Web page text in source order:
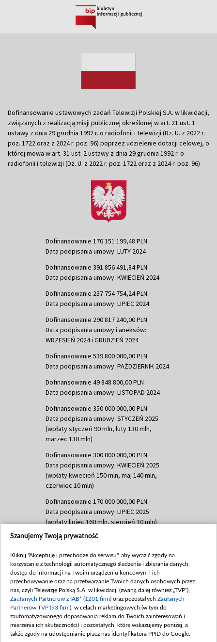
Dofinansowanie ustawowych zadań Telewizji Polskiej S.A. w likwidacji,
związanych z realizacją misji publicznej określonej w art. 21 ust. 1
ustawy z dnia 29 grudnia 1992 r. o radiofonii i telewizji (Dz. U. z 2022 r.
poz. 1722 oraz z 2024 r. poz. 96) poprzez udzielenie dotacji celowej, o
której mowa w art. 31 ust. 2 ustawy z dnia 29 grudnia 1992 r. o
radiofonii i telewizji (Dz. U. z 2022 r. poz. 1722 oraz z 2024 r. poz. 96)
Dofinansowanie 170 151 199,48 PLN
Data podpisania umowy: LUTY 2024
Dofinansowanie 391 856 491,84 PLN
Data podpisania umowy: KWIECIEŃ 2024
Dofinansowanie 237 754 754,24 PLN
Data podpisania umowy: LIPIEC 2024
Dofinansowanie 290 817 240,00 PLN
Data podpisania umowy i aneksów:
WRZESIEŃ 2024 i GRUDZIEŃ 2024
Dofinansowanie 539 800 000,00 PLN
Data podpisania umowy: PAŹDZIERNIK 2024
Dofinansowanie 49 848 800,00 PLN
Data podpisania umowy: LISTOPAD 2024
Dofinansowanie 350 000 000,00 PLN
Data podpisania umowy: STYCZEŃ 2025
(wpłaty styczeń 90 mln, luty 130 mln,
marzec 130 mln)
Dofinansowanie 300 000 000,00 PLN
Data podpisania umowy: KWIECIEŃ 2025
(wpłaty kwiecień 150 mln, maj 140 mln,
czerwiec 10 mln)
Dofinansowanie 170 000 000,00 PLN
Data podpisania umowy: LIPIEC 2025
(wpłaty lipiec 160 mln, sierpień 10 mln)
Dofinansowanie 60 000 000,00 PLN
(wpłata wrzesień 60 mln)
Dofinansowanie 635 783 051,21 PLN
Data podpisania umowy: WRZESIEŃ 2025
(wpłata wrzesień 100 mln, październik 350
mln, listopad 265 mln)
Dofinansowanie 48 862 000,00 PLN
Data podpisania umowy: GRUDZIEŃ 2025
Szanujemy Twoją prywatność
Kliknij "Akceptuję i przechodzę do serwisu", aby wyrazić zgody na
korzystanie z technologii automatycznego śledzenia i zbierania danych,
dostęp do informacji na Twoim urządzeniu końcowym i ich
przechowywanie oraz na przetwarzanie Twoich danych osobowych przez
nas, czyli Telewizję Polską S.A. w likwidacji (zwaną dalej również „TVP”),
Zaufanych Partnerów z IAB* (1201 firm) oraz pozostałych Zaufanych
Partnerów TVP (93 firm) , w celach marketingowych (w tym do
zautomatyzowanego dopasowania reklam do Twoich zainteresowań i
mierzenia ich skuteczności) i pozostałych, które wskazujemy poniżej, a
także zgody na udostępnianie przez nas identyfikatora PPID do Google.